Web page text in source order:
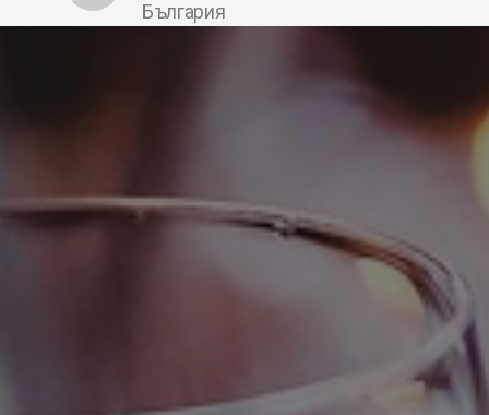
България